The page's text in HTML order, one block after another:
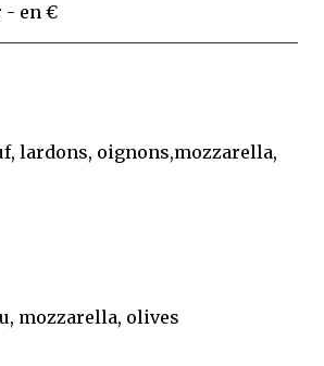
- en €
lardons, oignons,mozzarella,
mozzarella, olives